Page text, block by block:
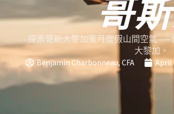
哥
探索哥斯大黎加蜜月度假山間空氣——
大黎加。
Benjamin Charbonneau, CFA April